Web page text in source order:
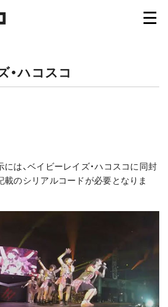
・ハコスコ
は、ベイビーレイズ・ハコスコに同封
載のシリアルコードが必要となりま